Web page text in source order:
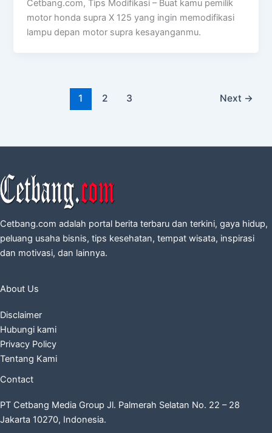
Cetbang.com, Tips Modifikasi – Buat kamu pemilik
motor honda supra X 125 yang ingin memodifikasi
lampu depan motor supra kesayanganmu.
1 2 3 Next →
Cetbang.com adalah portal berita terbaru dan terkini, gaya hidup,
peluang usaha bisnis, tips kesehatan, tempat wisata, inspirasi
dan motivasi, dan lainnya.
About Us
Disclaimer
Hubungi kami
Privacy Policy
Tentang Kami
Contact
PT Cetbang Media Group Jl. Palmerah Selatan No. 22 – 28
Jakarta 10270, Indonesia.